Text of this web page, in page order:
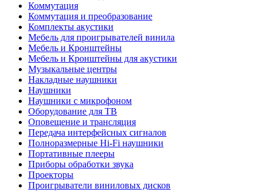
Коммутация
Коммутация и преобразование
Комплекты акустики
Мебель для проигрывателей винила
Мебель и Кронштейны
Мебель и Кронштейны для акустики
Музыкальные центры
Накладные наушники
Наушники
Наушники с микрофоном
Оборудование для ТВ
Оповещение и трансляция
Передача интерфейсных сигналов
Полноразмерные Hi-Fi наушники
Портативные плееры
Приборы обработки звука
Проекторы
Проигрыватели виниловых дисков